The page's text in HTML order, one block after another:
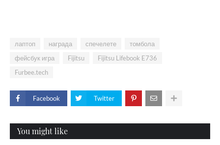
лаптоп награда спечелете
томбола
фейсбук игра
Fijitsu
Fijitsu Lifebook E736
Furbee.tech
Facebook Twitter
You might like